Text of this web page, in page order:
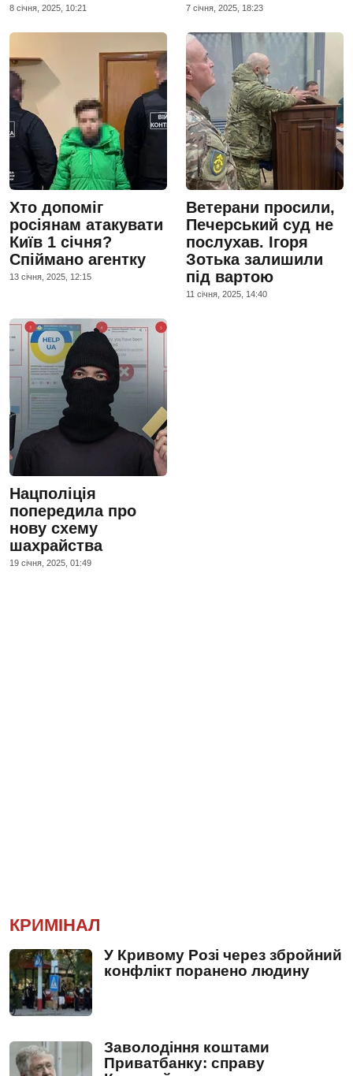
8 сiчня, 2025, 10:21 7 сiчня, 2025, 18:23
Хто допоміг
росіянам атакувати
Київ 1 січня?
Спіймано агентку
13 сiчня, 2025, 12:15
Ветерани просили,
Печерський суд не
послухав. Ігоря
Зотька залишили
під вартою
11 сiчня, 2025, 14:40
Нацполіція
попередила про
нову схему
шахрайства
19 сiчня, 2025, 01:49
КРИМІНАЛ
У Кривому Розі через збройний
конфлікт поранено людину
Заволодіння коштами
Приватбанку: справу